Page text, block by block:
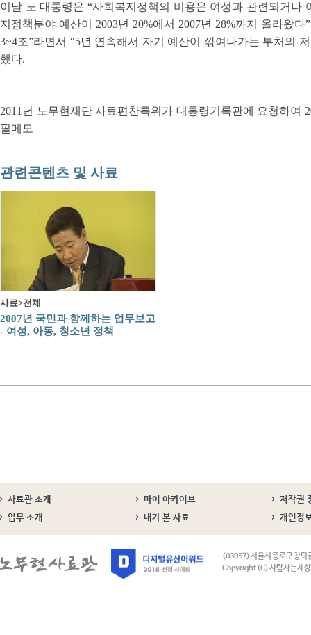
이날 노 대통령은 “사회복지정책의 비용은 여성과 관련되거
지정책분야 예산이 2003년 20%에서 2007년 28%까지 올라왔
3~4조”라면서 “5년 연속해서 자기 예산이 깎여나가는 부처의
했다.
2011년 노무현재단 사료편찬특위가 대통령기록관에 요청하여
필메모
관련콘텐츠 및 사료
사료>전체
2007년 국민과 함께하는 업무보고
- 여성, 아동, 청소년 정책
사료관 소개 마이 아카이브
저작권
업무 소개
내가 본 사료 개인정
(03057) 서울시 종로구 창덕
Copyright (C) 사람사는세